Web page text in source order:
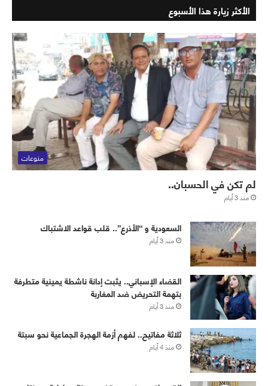
الأكثر زيارة هذا الأسبوع
منوعات
لم تكن في الحسبان..
منذ 3 أيام
‏⁧‫السعودية‬⁩ و “الأذرع”.. قلب قواعد الاشتباك
منذ 3 أيام
القضاء الإسباني.. يثبت إدانة ناشطة يمينية متطرفة
بتهمة التحريض ضد المغاربة
منذ 3 أيام
ثلاثة مفاتيح.. لفهم أزمة الهجرة الجماعية نحو سبتة
منذ 4 أيام